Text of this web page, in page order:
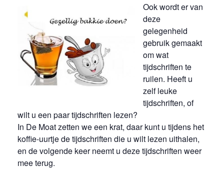
Ook wordt er van
deze
gelegenheid
gebruik gemaakt
om wat
tijdschriften te
ruilen. Heeft u
zelf leuke
tijdschriften, of
wilt u een paar tijdschriften lezen?
In De Moat zetten we een krat, daar kunt u tijdens het
koffie-uurtje de tijdschriften die u wilt lezen uithalen,
en de volgende keer neemt u deze tijdschriften weer
mee terug.